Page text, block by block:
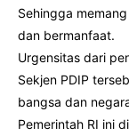
Sehingga
dan bermanfaat.
Urgensitas dari
Sekjen PDIP
bangsa dan
Pemerintah RI ini